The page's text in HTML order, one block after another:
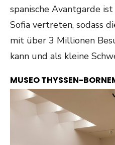
spanische Avantgarde
Sofia vertreten, sodass
mit über 3 Millionen
kann und als kleine
MUSEO THYSSEN-